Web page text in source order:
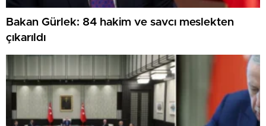
Bakan Gürlek: 84 hakim ve savcı meslekten
çıkarıldı